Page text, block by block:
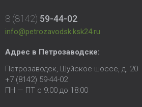
8 (8142) 59-44-02
info@petrozavodsk.ksk24.ru
Адрес в Петрозаводске:
Петрозаводск, Шуйское шоссе, д. 20
+7 (8142) 59-44-02
ПН — ПТ с 9:00 до 18:00